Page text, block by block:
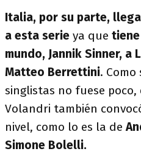
Italia, por su parte,
a esta serie ya que
mundo, Jannik Sinner, a
Matteo Berrettini.
singlistas no fuese poco,
Volandri también
nivel, como lo es la de
Simone Bolelli.